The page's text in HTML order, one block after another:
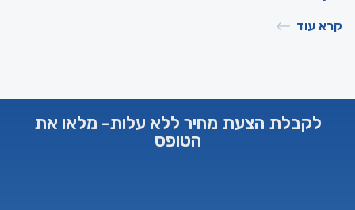
קרא עוד
לקבלת הצעת מחיר ללא עלות- מלאו את
הטופס